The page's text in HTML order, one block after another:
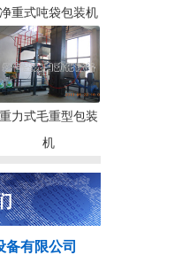
净重式吨袋包装机
重力式毛重型包装
机
备有限公司